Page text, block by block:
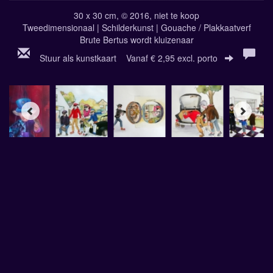
30 x 30 cm, © 2016, niet te koop
Tweedimensionaal | Schilderkunst | Gouache / Plakkaatverf
Brute Bertus wordt kluizenaar
Stuur als kunstkaart Vanaf € 2,95 excl. porto